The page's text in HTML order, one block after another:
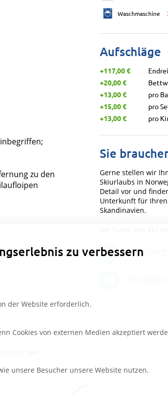
zu den
Waschmaschine
Aufschläge
+117,00 €
+20,00 €
+13,00 €
pro
+15,00 €
pro
+13,00 €
pro
Sie
Gerne stellen wir
Skiurlaubs in
Detail vor und
Unterkunft für
Skandinavien.
+49
zu verbessern
der Website erforderlich.
Cookies von externen Medien akzeptiert
unsere Besucher unsere Website nutzen.